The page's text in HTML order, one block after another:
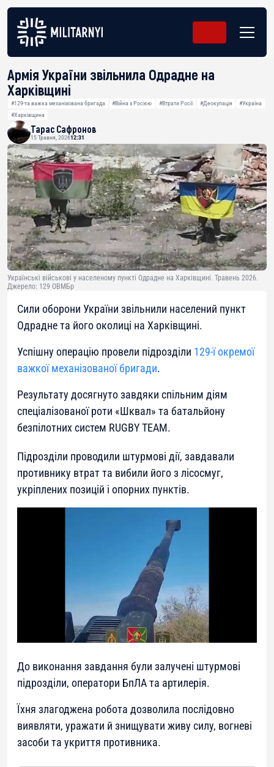
Армія України звільнила Одрадне на
Харківщині
#129-та важка механізована бригада #Війна з Росією #Втрати Росії #Деокупація
#Україна
#Харківщина
Тарас Сафронов
15 Травня, 202612:31
Українські військові у населеному пункті Одрадне на Харківщині. Травень 2026.
Джерело: 129 ОВМБр
Сили оборони України звільнили населений пункт
Одрадне та його околиці на Харківщині.
Успішну операцію провели підрозділи 129-ї окремої
важкої механізованої бригади.
Результату досягнуто завдяки спільним діям
спеціалізованої роти «Шквал» та батальйону
безпілотних систем RUGBY TEAM.
Підрозділи проводили штурмові дії, завдавали
противнику втрат та вибили його з лісосмуг,
укріплених позицій і опорних пунктів.
До виконання завдання були залучені штурмові
підрозділи, оператори БпЛА та артилерія.
Їхня злагоджена робота дозволила послідовно
виявляти, уражати й знищувати живу силу, вогневі
засоби та укриття противника.